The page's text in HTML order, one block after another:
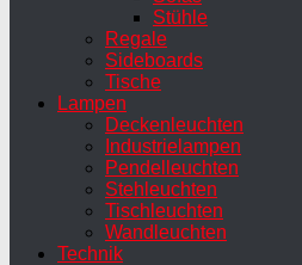
Stühle
Regale
Sideboards
Tische
Lampen
Deckenleuchten
Industrielampen
Pendelleuchten
Stehleuchten
Tischleuchten
Wandleuchten
Technik